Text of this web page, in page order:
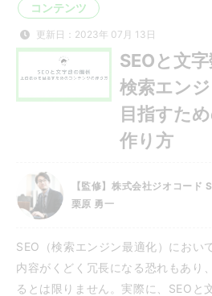
コンテンツ
更新日：2023年 07月 13日
SEOと文
検索エン
目指すた
作り方
【監修】株式会社ジオコード
栗原 勇一
SEO（検索エンジン最適化）におい
内容がくどく冗長になる恐れもあり
るとは限りません。実際に、SEOと